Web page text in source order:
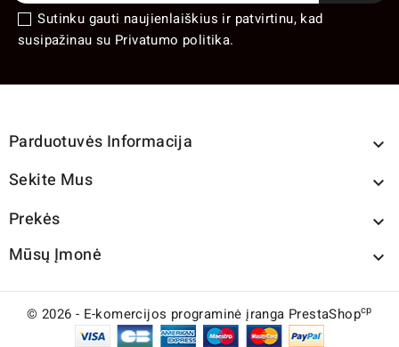
Sutinku gauti naujienlaiškius ir patvirtinu, kad
susipažinau su Privatumo politika.
Parduotuvės Informacija 
Sekite Mus 
Prekės 
Mūsų Įmonė 
© 2026 - E-komercijos programinė įranga PrestaShopcp